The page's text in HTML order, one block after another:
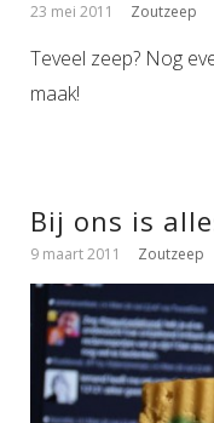
23 mei 2011 Zoutzeep
Teveel zeep? Nog
maak!
Bij ons is
9 maart 2011 Zoutzeep